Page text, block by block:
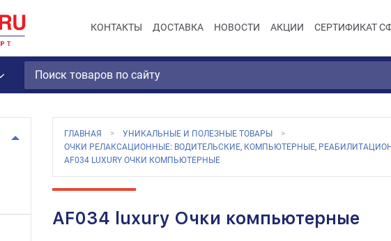
КОНТАКТЫ ДОСТАВКА НОВОСТИ АКЦИИ СЕРТИФИКАТ
ГЛАВНАЯ
УНИКАЛЬНЫЕ И ПОЛЕЗНЫЕ ТОВАРЫ
ОЧКИ РЕЛАКСАЦИОННЫЕ: ВОДИТЕЛЬСКИЕ, КОМПЬЮТЕРНЫЕ,
AF034 LUXURY ОЧКИ КОМПЬЮТЕРНЫЕ
AF034 luxury Очки компьютерные